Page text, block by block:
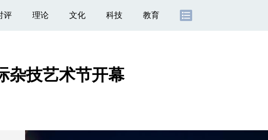
评 理论 文化 科技 教育
杂技艺术节开幕